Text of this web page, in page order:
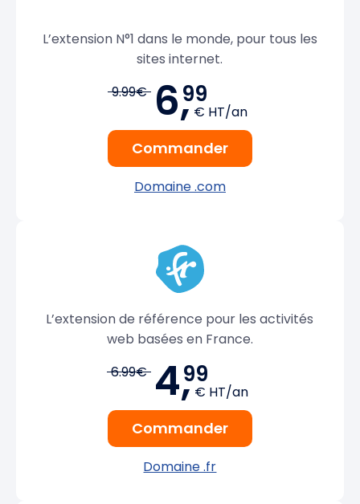
L’extension N°1 dans le monde, pour tous les
sites internet.
9.99€ 6,99
€ HT/an
Commander
Domaine .com
L’extension de référence pour les activités
web basées en France.
6.99€ 4,99
€ HT/an
Commander
Domaine .fr